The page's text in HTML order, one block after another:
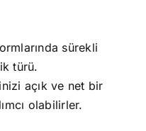
sürekli
türü.
açık ve net bir
olabilirler.